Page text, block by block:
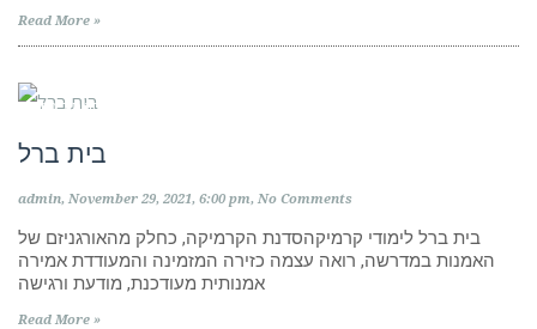
Read More »
מוסדות לימוד
בית ברל
admin November 29, 2021 6:00 pm No Comments
בית ברל לימודי קרמיקהסדנת הקרמיקה, כחלק מהאורגניזם של
האמנות במדרשה, רואה עצמה כזירה המזמינה והמעודדת אמירה
אמנותית מעודכנת, מודעת ורגישה
Read More »